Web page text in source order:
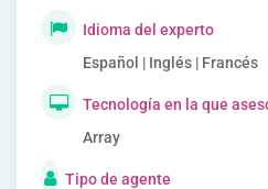
Idioma del experto
Español | Inglés | Francés
Tecnología en la que
Array
Tipo de agente